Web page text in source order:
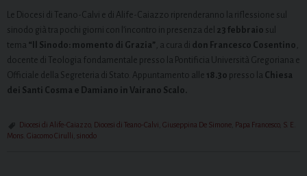
Le Diocesi di Teano-Calvi e di Alife-Caiazzo riprenderanno la riflessione sul
sinodo già tra pochi giorni con l’incontro in presenza del 23 febbraio sul
tema “Il Sinodo: momento di Grazia” , a cura di don Francesco Cosentino
docente di Teologia fondamentale presso la Pontificia Università Gregoriana e
Officiale della Segreteria di Stato. Appuntamento alle 18.30 presso la Chiesa
dei Santi Cosma e Damiano in Vairano Scalo.
Diocesi di Alife-Caiazzo, Diocesi di Teano-Calvi Giuseppina De Simone Papa Francesco, S. E.
Mons. Giacomo Cirulli sinodo